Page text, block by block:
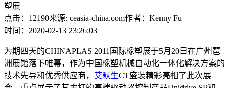
塑展
点击：12190来源: ceasia-china.com作者：Kenny Fu
时间：2020-02-13 23:26:03
为期四天的CHINAPLAS 2011国际橡塑展于5月20日在广州琶
洲展馆落下帷幕，作为中国橡塑机械自动化一体化解决方案的
技术先导和优秀供应商， 艾默生CT盛装精彩亮相了此次展